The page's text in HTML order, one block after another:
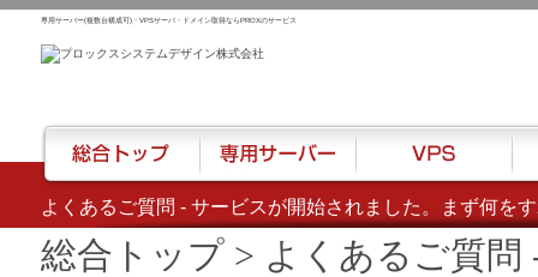
よくあるご質問 - サービスが開始されました。まず何を
専用サーバー(複数台構成可)・VPSサーバ・ドメイン取得ならPROXのサービス
総合トップ> よくあるご質問
総合トップ 専用サーバー VPS ハ